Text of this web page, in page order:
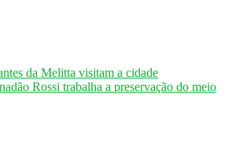
da Melitta visitam a cidade
Rossi trabalha a preservação do meio